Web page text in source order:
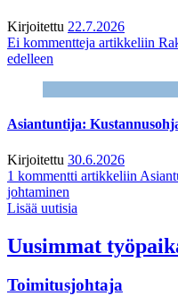
Kirjoitettu 22.7.2026
Ei kommentteja artikkeliin
edelleen
Asiantuntija:
Kirjoitettu 30.6.2026
1 kommentti artikkeliin
johtaminen
Lisää uutisia
Uusimmat
Toimitusjohtaja